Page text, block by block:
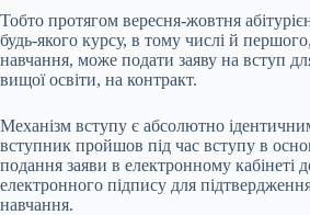
Тобто протягом вересня-жовтня
будь-якого курсу, в тому числі й
навчання, може подати заяву на вступ
вищої освіти, на контракт.
Механізм вступу є абсолютно
вступник пройшов під час вступу в
подання заяви в електронному кабінеті
електронного підпису для
навчання.